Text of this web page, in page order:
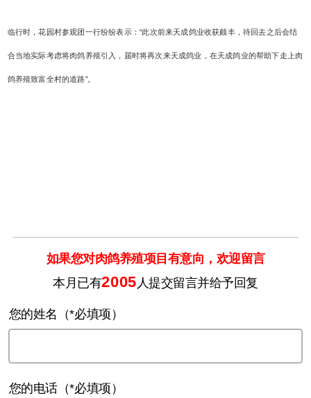
临行时，花园村参观团一行纷纷表示：“此次前来天成鸽业收获颇丰，待回去之后会结
合当地实际考虑将肉鸽养殖引入，届时将再次来天成鸽业，在天成鸽业的帮助下走上肉
鸽养殖致富全村的道路”。
如果您对肉鸽养殖项目有意向，欢迎留言
本月已有2005 人提交留言并给予回复
您的姓名（*必填项）
您的电话（*必填项）